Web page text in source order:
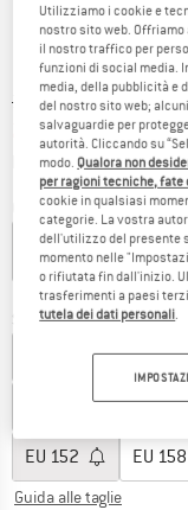
Prezzo originale :
34,95€
Prezzo:
20,97€ incl. IVA
più Spese di spedizione
Colore:Soft Coral AOP
40% 40%
Scegli la taglia:
EU110
EU
EU 152 EU 158
Guida alle taglie
Utilizziamo i cookie e
nostro sito web.
il nostro traffico per
funzioni di social media.
media, della pubblicità e
del nostro sito web;
salvaguardie per
autorità. Cliccando su
modo. Qualora non
per ragioni tecniche, fate
cookie in qualsiasi
categorie. La vostra
dell'utilizzo del presente
momento nelle
o rifiutata fin dall'inizio.
trasferimenti a paesi
tutela dei dati personali.